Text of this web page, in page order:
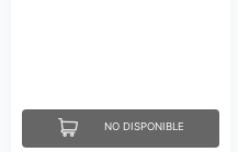
NO DISPONIBLE